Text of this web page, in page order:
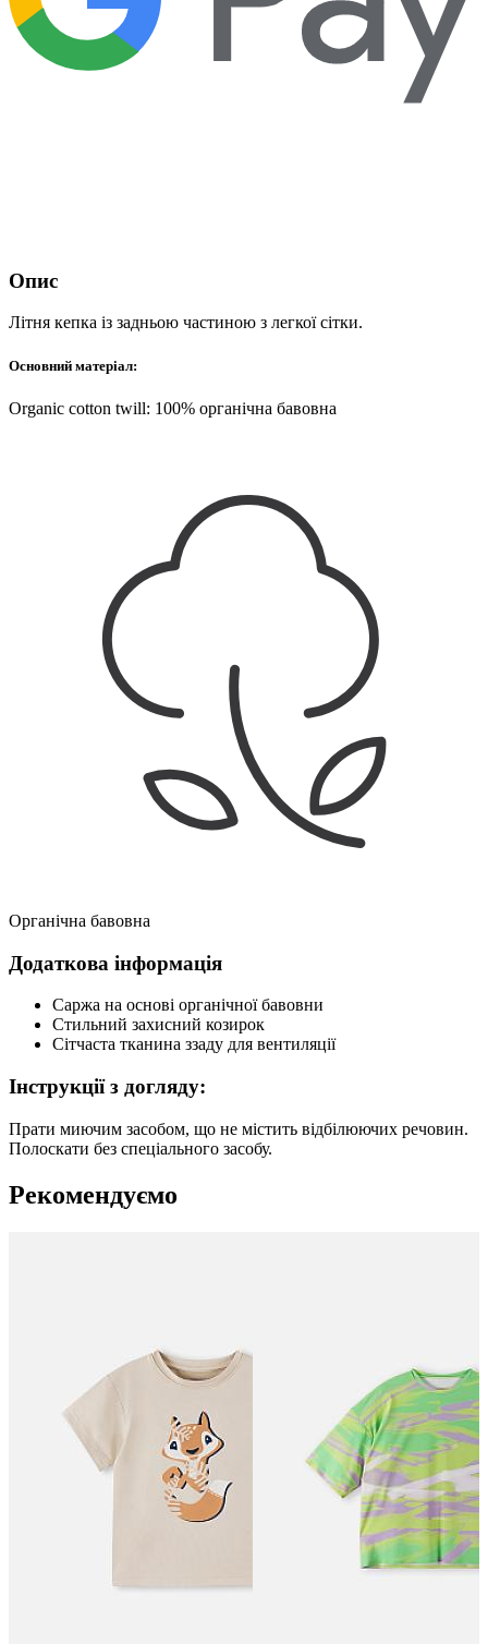
Опис
Літня кепка із задньою частиною з легкої сітки.
Основний матеріал:
Organic cotton twill: 100% органічна бавовна
Органічна бавовна
Додаткова інформація
Саржа на основі органічної бавовни
Стильний захисний козирок
Сітчаста тканина ззаду для вентиляції
Інструкції з догляду:
Прати миючим засобом, що не містить відбілюючих речовин.
Полоскати без спеціального засобу.
Рекомендуємо